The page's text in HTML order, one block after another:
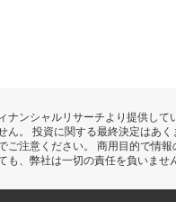
ナンシャルリサーチより提供し
ん。 投資に関する最終決定はあ
ご注意ください。 商用目的で情
も、弊社は一切の責任を負いませ